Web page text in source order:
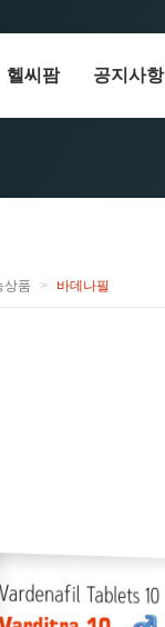
헬씨팜 공지사항
상품 바데나필